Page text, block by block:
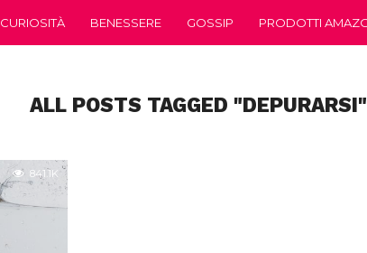
CURIOSITÀ BENESSERE GOSSIP PRODOTTI
ALL POSTS TAGGED "DEPURARSI"
841.1K